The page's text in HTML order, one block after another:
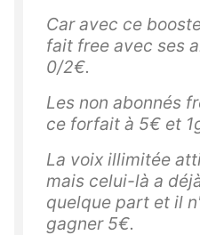
Car avec ce
fait free avec ses
0/2€.
Les non abonnés
ce forfait à 5€ et
La voix illimitée
mais celui-là a
quelque part et il
gagner 5€.